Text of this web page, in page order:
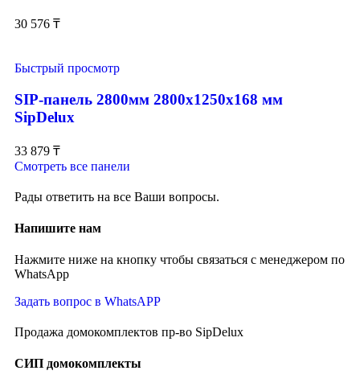
30 576 ₸
Быстрый просмотр
SIP-панель 2800мм 2800x1250x168 мм
SipDelux
33 879 ₸
Смотреть все панели
Рады ответить на все Ваши вопросы.
Напишите нам
Нажмите ниже на кнопку чтобы связаться с менеджером по
WhatsApp
Задать вопрос в WhatsAPP
Продажа домокомплектов пр-во SipDelux
СИП домокомплекты